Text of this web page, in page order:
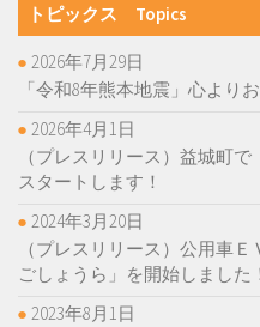
トピックス Topics
「令和8年熊本地震」心より
2026年7月29日
（プレスリリース）益城町
スタートします！
2026年4月1日
（プレスリリース）公用車
ごしょうら」を開始しました
2024年3月20日
2023年8月1日